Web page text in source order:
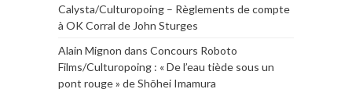
Calysta/Culturopoing – Règlements de compte
à OK Corral de John Sturges
Alain Mignon dans Concours Roboto
Films/Culturopoing : « De l’eau tiède sous un
pont rouge » de Shōhei Imamura